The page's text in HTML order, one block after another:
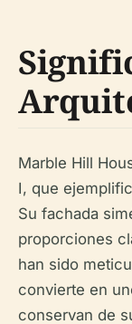
Marble Hill
I, que
Su fachada
proporciones
han sido
convierte en
conservan de